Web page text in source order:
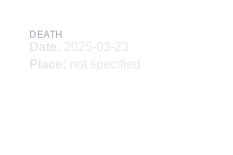
DEATH
Date: 2025-03-23
Place: not specified